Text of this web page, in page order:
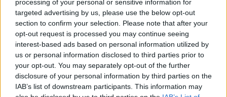
processing of your personal or sensitive information for
targeted advertising by us, please use the below opt-out
section to confirm your selection. Please note that after your
opt-out request is processed you may continue seeing
interest-based ads based on personal information utilized by
us or personal information disclosed to third parties prior to
your opt-out. You may separately opt-out of the further
disclosure of your personal information by third parties on the
IAB’s list of downstream participants. This information may
rastas sprogmenimis užtaisytas dronas, buvo
pakrautas karinės amunicijos.
Dokumente nurodoma, kad ši amunicija neseniai
buvo atgabenta iš Prancūzijos į Leipcigą ir turėjo
būti transportuojama toliau.
Vokietijos tyrėjų duomenimis, oro uosto